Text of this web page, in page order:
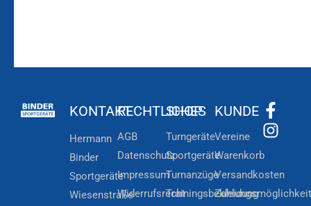
KONTAKT
Hermann
Binder
Sportgeräte
Wiesenstraße
RECHTLICHES
AGB
Datenschutz
Impressum
Widerrufsrecht
SHOP
Turngeräte
Sportgeräte
Turnanzüge
Trainingsbekleidung
KUNDE
Vereine
Warenkorb
Versandkosten